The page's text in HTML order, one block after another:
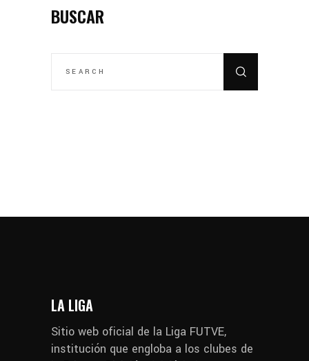
BUSCAR
LA LIGA
Sitio web oficial de la Liga FUTVE,
institución que engloba a los clubes de